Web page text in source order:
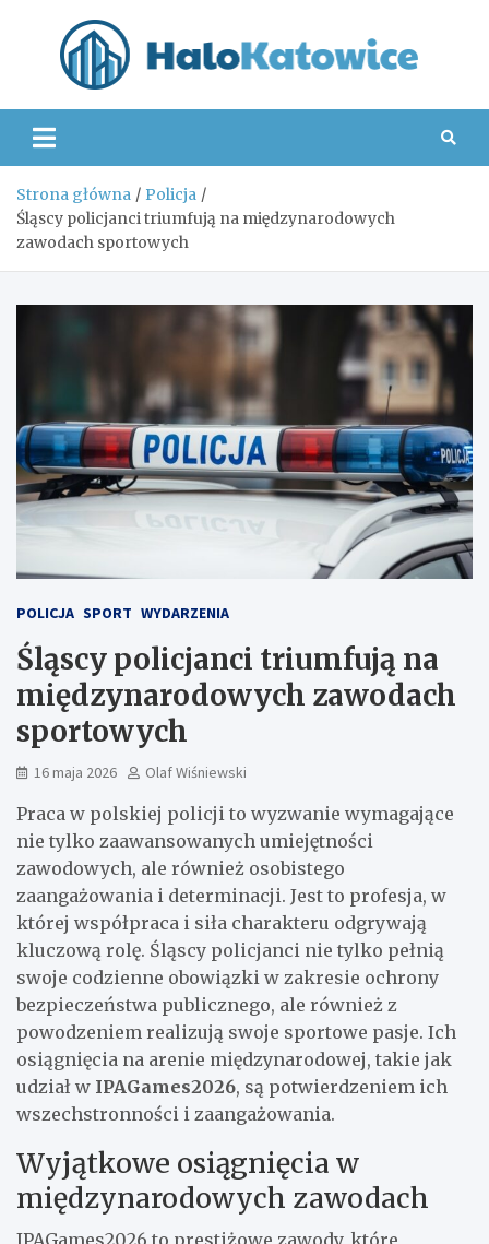
Strona główna
Policja
Śląscy policjanci triumfują na międzynarodowych
zawodach sportowych
POLICJA SPORT WYDARZENIA
Śląscy policjanci triumfują na
międzynarodowych zawodach
sportowych
16 maja 2026 Olaf Wiśniewski
Praca w polskiej policji to wyzwanie wymagające
nie tylko zaawansowanych umiejętności
zawodowych, ale również osobistego
zaangażowania i determinacji. Jest to profesja, w
której współpraca i siła charakteru odgrywają
kluczową rolę. Śląscy policjanci nie tylko pełnią
swoje codzienne obowiązki w zakresie ochrony
bezpieczeństwa publicznego, ale również z
powodzeniem realizują swoje sportowe pasje. Ich
osiągnięcia na arenie międzynarodowej, takie jak
udział w IPAGames2026, są potwierdzeniem ich
wszechstronności i zaangażowania.
Wyjątkowe osiągnięcia w
międzynarodowych zawodach
IPAGames2026 to prestiżowe zawody, które